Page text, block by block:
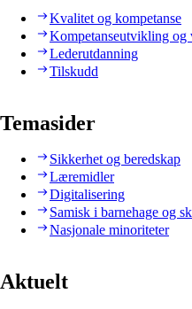
Kvalitet og kompetanse
Kompetanseutvikling og
Lederutdanning
Tilskudd
Temasider
Sikkerhet og beredskap
Læremidler
Digitalisering
Samisk i barnehage og
Nasjonale minoriteter
Aktuelt